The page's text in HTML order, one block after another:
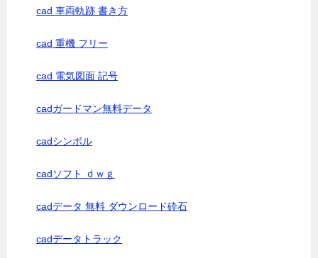
cad 車両軌跡 書き方
cad 重機 フリー
cad 電気図面 記号
cadガードマン無料データ
cadシンボル
cadソフト ｄｗｇ
cadデータ 無料 ダウンロード砕石
cadデータトラック